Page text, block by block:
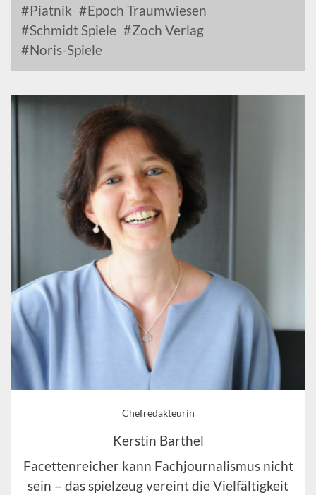
Piatnik
Epoch Traumwiesen
Schmidt Spiele
Zoch Verlag
Noris-Spiele
Chefredakteurin
Kerstin Barthel
Facettenreicher kann Fachjournalismus nicht
sein – das spielzeug vereint die Vielfältigkeit